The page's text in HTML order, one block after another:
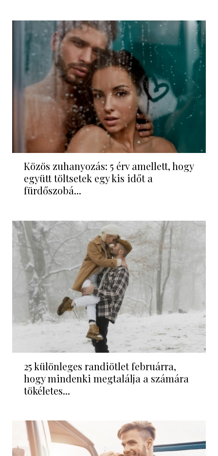
Közös zuhanyozás: 5 érv amellett, hogy
együtt töltsetek egy kis időt a
fürdőszobá...
25 különleges randiötlet februárra,
hogy mindenki megtalálja a számára
tökéletes...